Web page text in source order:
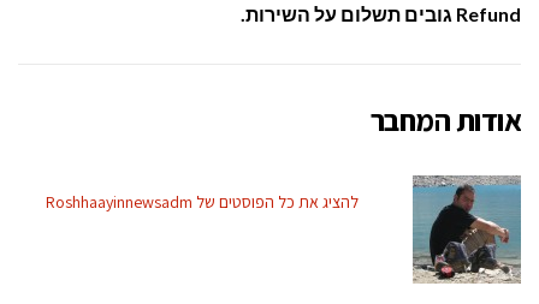
Refund גובים תשלום על השירות.
אודות המחבר
להציג את כל הפוסטים של Roshhaayinnewsadm